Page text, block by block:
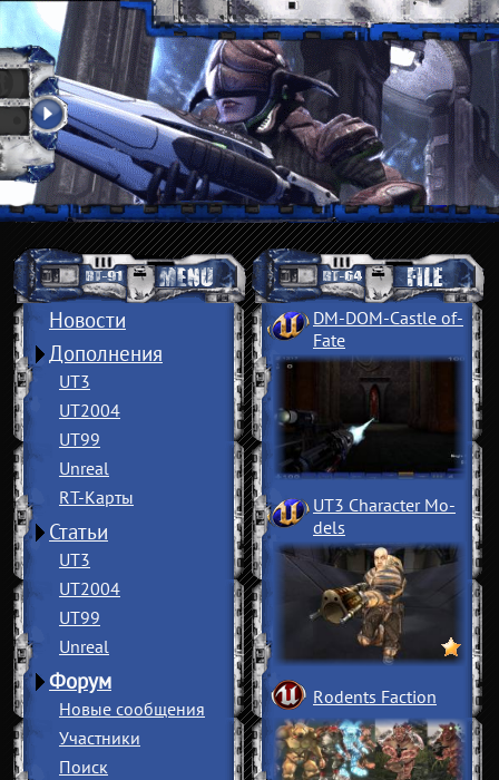
Новости
Дополнения
UT3
UT2004
UT99
Unreal
RT-Карты
Статьи
UT3
UT2004
UT99
Unreal
Форум
Новые сообщения
Участники
Поиск
DM-DOM-Castle of­
Fate
UT3 Character Mo­
dels
Rodents Faction